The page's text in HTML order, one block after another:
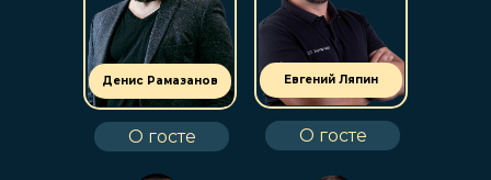
Денис Рамазанов
О госте
Евгений Ляпин
О госте